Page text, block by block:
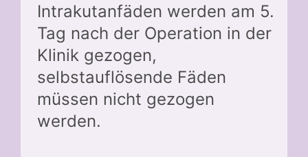
Intrakutanfäden werden am 5.
Tag nach der Operation in der
Klinik gezogen,
selbstauflösende Fäden
müssen nicht gezogen
werden.